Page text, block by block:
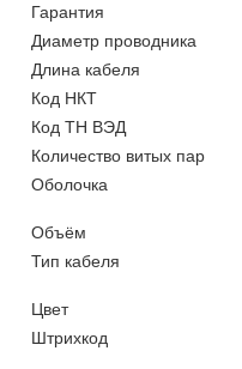
Гарантия
Диаметр проводника
Длина кабеля
Код НКТ
Код ТН ВЭД
Количество витых пар
Оболочка
Объём
Тип кабеля
Цвет
Штрихкод